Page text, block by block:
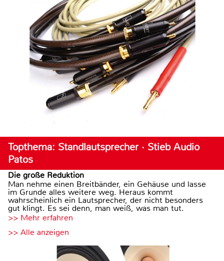
Topthema: Standlautsprecher · Stieb Audio
Patos
Die große Reduktion
Man nehme einen Breitbänder, ein Gehäuse und lasse
im Grunde alles weitere weg. Heraus kommt
wahrscheinlich ein Lautsprecher, der nicht besonders
gut klingt. Es sei denn, man weiß, was man tut.
>> Mehr erfahren
>> Alle anzeigen